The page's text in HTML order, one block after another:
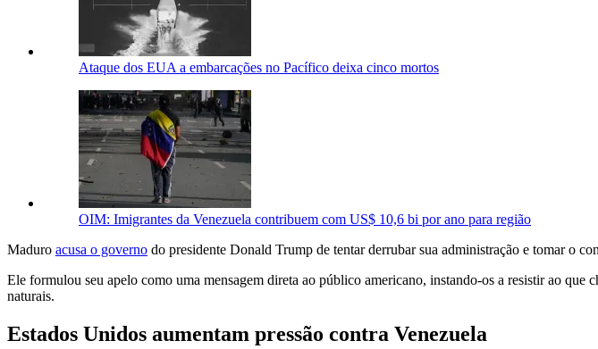
Ataque dos EUA a embarcações no Pacífico deixa cinco mortos
OIM: Imigrantes da Venezuela contribuem com US$ 10,6 bi por ano para região
Maduro acusa o governo do presidente Donald Trump de tentar derrubar sua administração e tomar o
Ele formulou seu apelo como uma mensagem direta ao público americano, instando-os a resistir ao
naturais.
Estados Unidos aumentam pressão contra Venezuela